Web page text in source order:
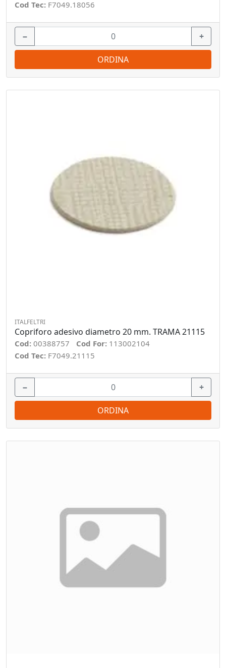
Cod Tec: F7049.18056
− +
ORDINA
ITALFELTRI
Copriforo adesivo diametro 20 mm. TRAMA 21115
Cod: 00388757 Cod For: 113002104
Cod Tec: F7049.21115
− +
ORDINA